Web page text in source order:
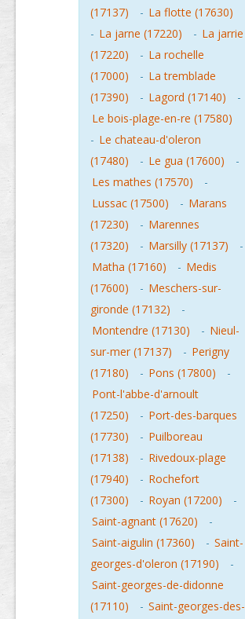
(17137)
- La flotte (17630)
- La jarne (17220) - La jarrie
(17220)
- La rochelle
(17000)
- La tremblade
(17390)
- Lagord (17140)
-
Le bois-plage-en-re (17580)
- Le chateau-d'oleron
(17480)
- Le gua (17600)
-
Les mathes (17570)
-
Lussac (17500)
- Marans
(17230)
- Marennes
(17320)
- Marsilly (17137)
-
Matha (17160)
- Medis
(17600)
- Meschers-sur-
gironde (17132)
-
Montendre (17130)
- Nieul-
sur-mer (17137)
- Perigny
(17180)
- Pons (17800)
-
Pont-l'abbe-d'arnoult
(17250)
- Port-des-barques
(17730)
- Puilboreau
(17138)
- Rivedoux-plage
(17940)
- Rochefort
(17300)
- Royan (17200)
-
Saint-agnant (17620)
-
Saint-aigulin (17360)
- Saint-
georges-d'oleron (17190)
-
Saint-georges-de-didonne
(17110)
- Saint-georges-des-